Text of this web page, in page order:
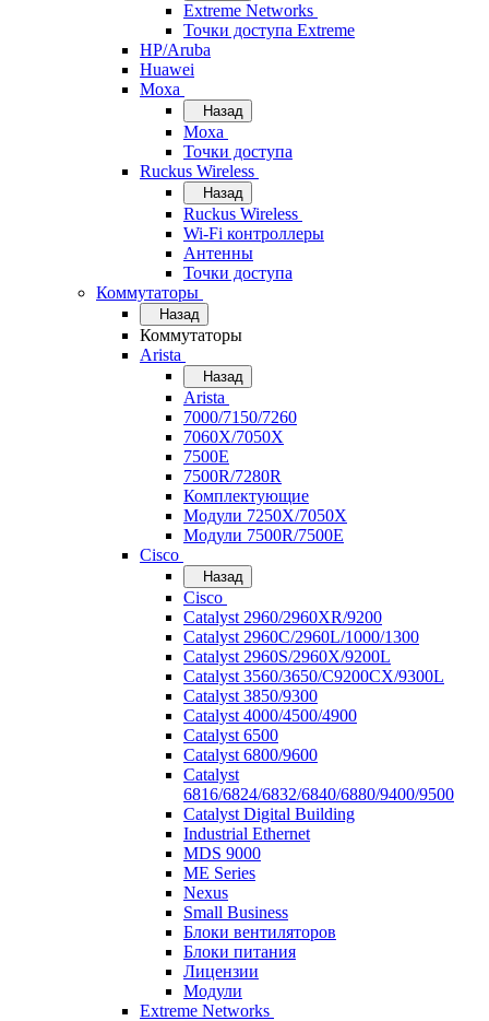
Extreme Networks
Точки доступа Extreme
HP/Aruba
Huawei
Moxa
Назад
Moxa
Точки доступа
Ruckus Wireless
Назад
Ruckus Wireless
Wi-Fi контроллеры
Антенны
Точки доступа
Коммутаторы
Назад
Коммутаторы
Arista
Назад
Arista
7000/7150/7260
7060X/7050X
7500E
7500R/7280R
Комплектующие
Модули 7250X/7050X
Модули 7500R/7500E
Cisco
Назад
Cisco
Catalyst 2960/2960XR/9200
Catalyst 2960C/2960L/1000/1300
Catalyst 2960S/2960X/9200L
Catalyst 3560/3650/C9200CX/9300L
Catalyst 3850/9300
Catalyst 4000/4500/4900
Catalyst 6500
Catalyst 6800/9600
Catalyst
6816/6824/6832/6840/6880/9400/9500
Catalyst Digital Building
Industrial Ethernet
MDS 9000
ME Series
Nexus
Small Business
Блоки вентиляторов
Блоки питания
Лицензии
Модули
Extreme Networks